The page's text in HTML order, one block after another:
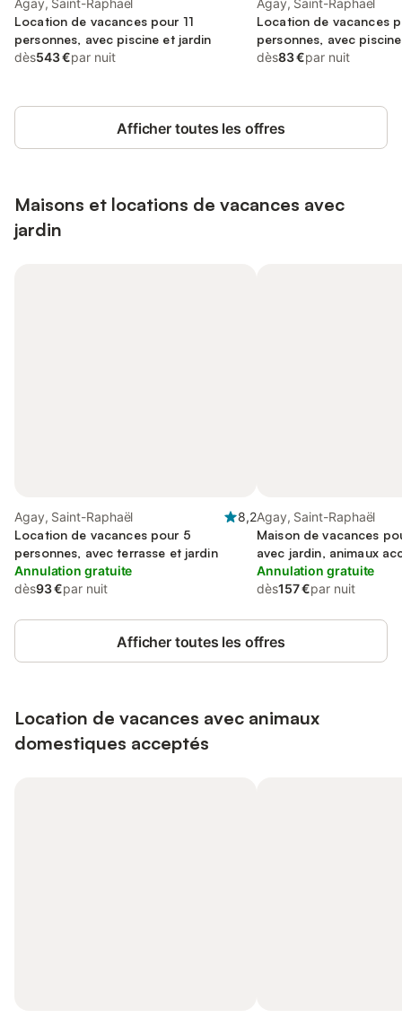
Agay, Saint-Raphaël
Location de vacances pour 11
personnes, avec piscine et jardin
dès543 €par nuit
Agay, Saint-Raphaël
Location de vacances
personnes, avec
dès83 €par nuit
Afficher toutes les offres
Maisons et locations de vacances avec
jardin
Agay, Saint-Raphaël
8,2
Location de vacances pour 5
personnes, avec terrasse et jardin
Annulation gratuite
dès93 €par nuit
Agay, Saint-Raphaël
Maison de vacances
avec jardin, animaux
Annulation gratuite
dès157 €par nuit
Afficher toutes les offres
Location de vacances avec animaux
domestiques acceptés